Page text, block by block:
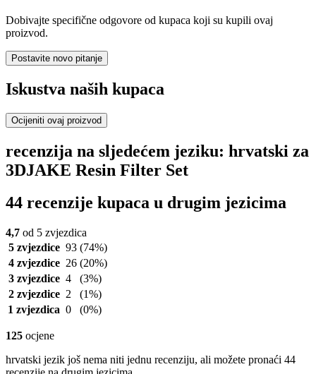
Dobivajte specifične odgovore od kupaca koji su kupili ovaj
proizvod.
Postavite novo pitanje
Iskustva naših kupaca
Ocijeniti ovaj proizvod
recenzija na sljedećem jeziku: hrvatski za
3DJAKE Resin Filter Set
44 recenzije kupaca u drugim jezicima
4,7 od 5 zvjezdica
5 zvjezdice 93 (74%)
4 zvjezdice 26 (20%)
3 zvjezdice 4
(3%)
2 zvjezdice 2
(1%)
1 zvjezdica 0 (0%)
125 ocjene
hrvatski jezik još nema niti jednu recenziju, ali možete pronaći 44